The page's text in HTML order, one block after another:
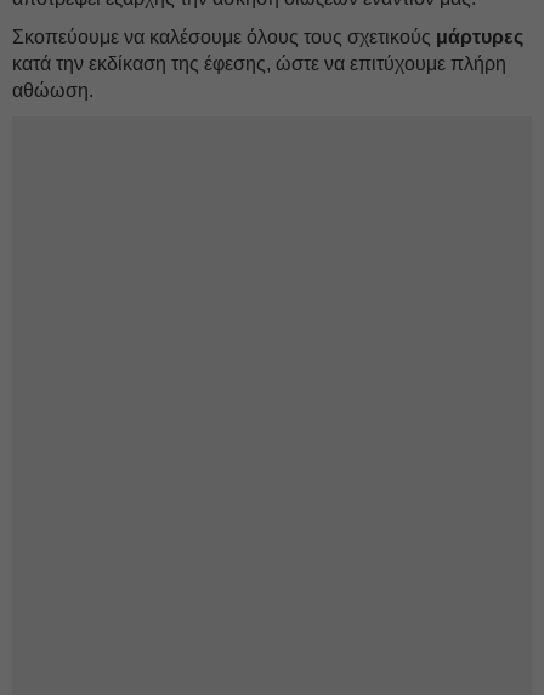
Σκοπεύουμε να καλέσουμε όλους τους σχετικούς μάρτυρες
κατά την εκδίκαση της έφεσης, ώστε να επιτύχουμε πλήρη
αθώωση.